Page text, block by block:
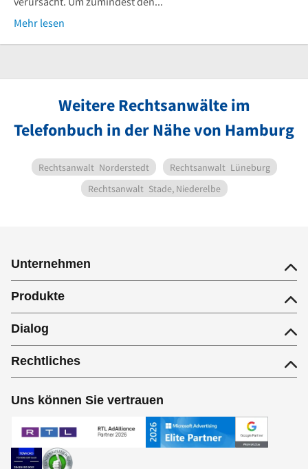
Mehr lesen
Weitere Rechtsanwälte im
Telefonbuch in der Nähe von Hamburg
Rechtsanwalt Norderstedt Rechtsanwalt Lüneburg
Rechtsanwalt Stade, Niederelbe
Unternehmen
Produkte
Dialog
Rechtliches
Uns können Sie vertrauen